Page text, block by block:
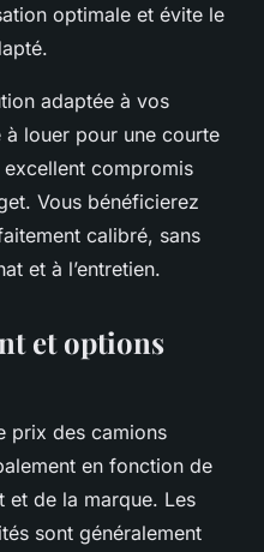
optimale et évite le
adaptée à vos
à louer pour une courte
compromis
Vous bénéficierez
calibré, sans
et à l’entretien.
et options
prix des camions
en fonction de
et de la marque. Les
sont généralement